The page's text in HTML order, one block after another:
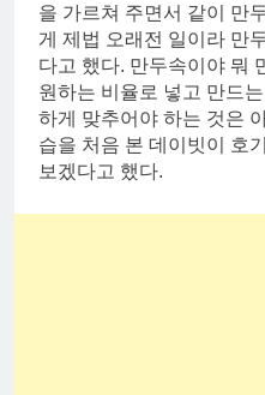
을 가르쳐 주면서 같이 만
게 제법 오래전 일이라 만
다고 했다. 만두속이야 뭐
원하는 비율로 넣고 만드
하게 맞추어야 하는 것은
습을 처음 본 데이빗이 호
보겠다고 했다.